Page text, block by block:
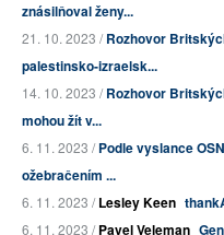
znásilňoval ženy...
21. 10. 2023 /Rozhovor
palestinsko-izraelsk...
14. 10. 2023 /Rozhovor
mohou žít v...
6. 11. 2023 /Podle vyslance
ožebračením ...
6. 11. 2023 /Lesley Keen
6. 11. 2023 /Pavel Veleman